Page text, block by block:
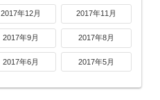
2017年12月 2017年11月
2017年9月 2017年8月
2017年6月 2017年5月